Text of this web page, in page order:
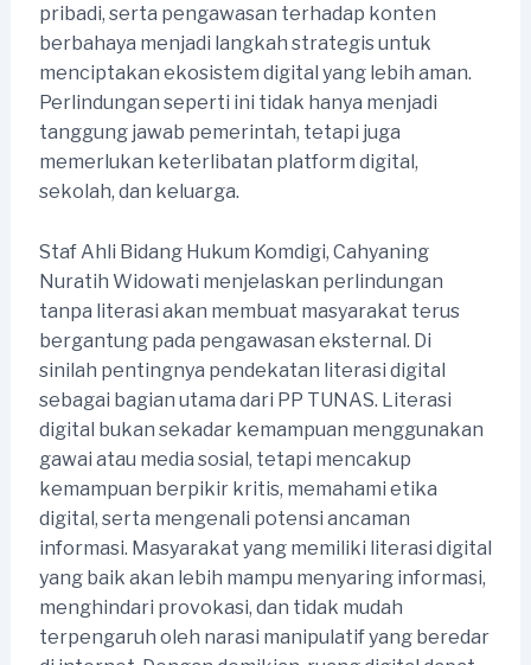
pribadi, serta pengawasan terhadap konten
berbahaya menjadi langkah strategis untuk
menciptakan ekosistem digital yang lebih aman.
Perlindungan seperti ini tidak hanya menjadi
tanggung jawab pemerintah, tetapi juga
memerlukan keterlibatan platform digital,
sekolah, dan keluarga.
Staf Ahli Bidang Hukum Komdigi, Cahyaning
Nuratih Widowati menjelaskan perlindungan
tanpa literasi akan membuat masyarakat terus
bergantung pada pengawasan eksternal. Di
sinilah pentingnya pendekatan literasi digital
sebagai bagian utama dari PP TUNAS. Literasi
digital bukan sekadar kemampuan menggunakan
gawai atau media sosial, tetapi mencakup
kemampuan berpikir kritis, memahami etika
digital, serta mengenali potensi ancaman
informasi. Masyarakat yang memiliki literasi digital
yang baik akan lebih mampu menyaring informasi,
menghindari provokasi, dan tidak mudah
terpengaruh oleh narasi manipulatif yang beredar